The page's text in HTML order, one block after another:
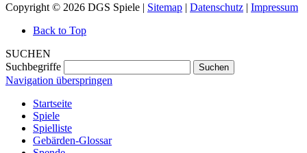
Copyright © 2026 DGS Spiele | Sitemap | Datenschutz | Impressum
Back to Top
SUCHEN
Suchbegriffe
Suchen
Navigation überspringen
Startseite
Spiele
Spielliste
Gebärden-Glossar